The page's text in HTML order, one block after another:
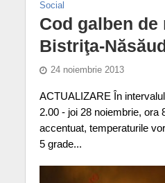
Social
Cod galben
Bistriţa-
24 noiembrie 2013
ACTUALIZARE În
2.00 - joi 28 noiembrie, ora
accentuat, temperaturile
5 grade...